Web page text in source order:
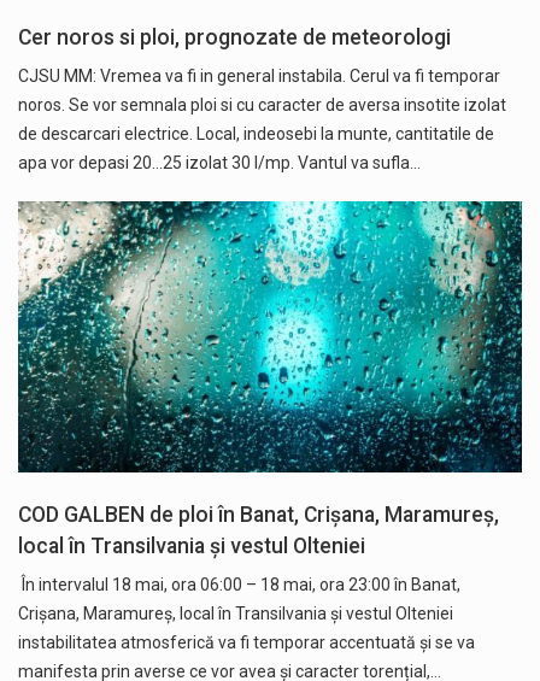
Cer noros si ploi, prognozate de meteorologi
CJSU MM: Vremea va fi in general instabila. Cerul va fi temporar
noros. Se vor semnala ploi si cu caracter de aversa insotite izolat
de descarcari electrice. Local, indeosebi la munte, cantitatile de
apa vor depasi 20...25 izolat 30 l/mp. Vantul va sufla…
COD GALBEN de ploi în Banat, Crișana, Maramureș,
local în Transilvania și vestul Olteniei
În intervalul 18 mai, ora 06:00 – 18 mai, ora 23:00 în Banat,
Crișana, Maramureș, local în Transilvania și vestul Olteniei
instabilitatea atmosferică va fi temporar accentuată și se va
manifesta prin averse ce vor avea și caracter torențial,…